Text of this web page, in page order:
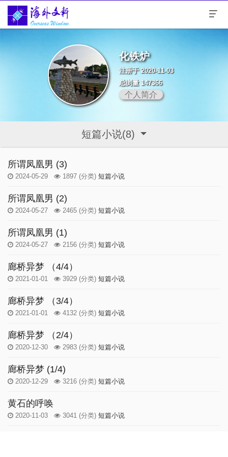
化铁炉
注册于 2020-11-03
总浏量 147366
个人简介
短篇小说(8)
所谓凤凰男 (3)
2024-05-29 1897 (分类) 短篇小说
所谓凤凰男 (2)
2024-05-27 2465 (分类) 短篇小说
所谓凤凰男 (1)
2024-05-27 2156 (分类) 短篇小说
廊桥异梦 （4/4）
2021-01-01 3929 (分类) 短篇小说
廊桥异梦 （3/4）
2021-01-01 4132 (分类) 短篇小说
廊桥异梦 （2/4）
2020-12-30 2983 (分类) 短篇小说
廊桥异梦 (1/4)
2020-12-29 3216 (分类) 短篇小说
黄石的呼唤
2020-11-03 3041 (分类) 短篇小说